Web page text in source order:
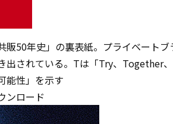
販50年史」の裏表紙。プライベート
出されている。Tは「Try、Together
能性」を示す
ンロード